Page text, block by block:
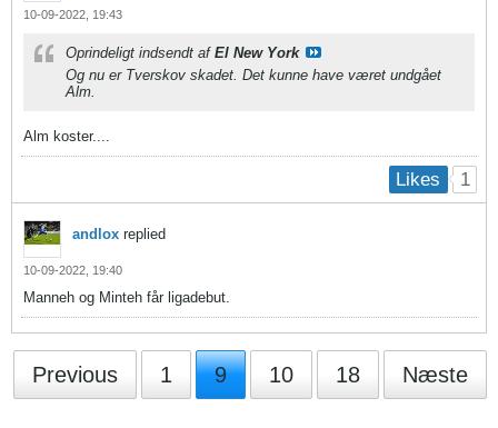
10-09-2022, 19:43
Oprindeligt indsendt af El New York
Og nu er Tverskov skadet. Det kunne have været undgået
Alm.
Alm koster....
Likes 1
andlox replied
10-09-2022, 19:40
Manneh og Minteh får ligadebut.
Previous 1 9 10 18 Næste